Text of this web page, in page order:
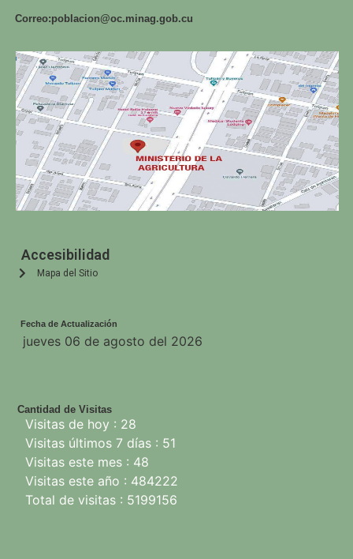
Correo:poblacion@oc.minag.gob.cu
Accesibilidad
Mapa del Sitio
Fecha de Actualización
Cantidad de Visitas
Visitas de hoy : 28
Visitas últimos 7 días : 51
Visitas este mes : 48
Visitas este año : 484222
Total de visitas : 5199156
jueves 06 de agosto del 2026